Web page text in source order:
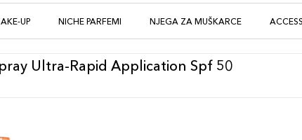
UP NICHE PARFEMI NJEGA ZA MUŠKARCE
Ultra-Rapid Application Spf 50